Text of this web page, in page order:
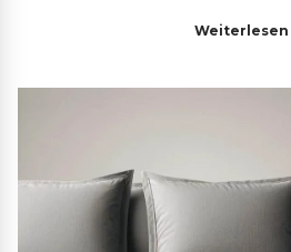
nicht, lädt sich nicht mit statischer
Baumwollstoffen durch ihre
Weiterlesen